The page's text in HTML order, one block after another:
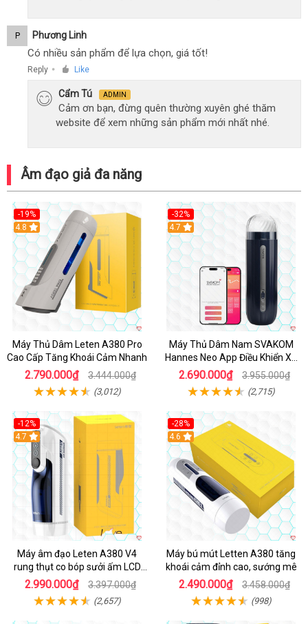
P Phương Linh
Có nhiều sản phẩm để lựa chọn, giá tốt!
Reply ● Like
Cẩm Tú ADMIN
Cảm ơn bạn, đừng quên thường xuyên ghé thăm
website để xem những sản phẩm mới nhất nhé.
Âm đạo giả đa năng
-19%
Hot
4.8
Máy Thủ Dâm Leten A380 Pro
Cao Cấp Tăng Khoái Cảm Nhanh
2.790.000₫ 3.444.000₫
(3,012)
-32%
Hot
4.7
Máy Thủ Dâm Nam SVAKOM
Hannes Neo App Điều Khiển Xa
Cao Cấp
2.690.000₫ 3.955.000₫
(2,715)
-12%
Hot
4.7
Máy âm đạo Leten A380 V4
rung thụt co bóp sưởi ấm LCD
đẹp
2.990.000₫ 3.397.000₫
(2,657)
-28%
Hot
4.6
Máy bú mút Letten A380 tăng
khoái cảm đỉnh cao, sướng mê
2.490.000₫ 3.458.000₫
(998)